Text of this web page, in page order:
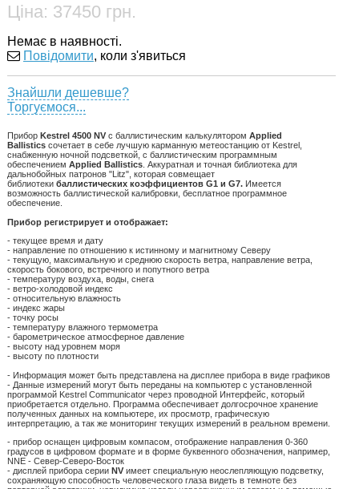
Ціна: 37450 грн.
Немає в наявності.
Повідомити, коли з'явиться
Знайшли дешевше?
Торгуємося...
Прибор Kestrel 4500 NVс баллистическим калькулятором Applied
Ballisticsсочетает в себе лучшую карманную метеостанцию от Kestrel,
снабженную ночной подсветкой, с баллистическим программным
обеспечением Applied Ballistics. Аккуратная и точная библиотека для
дальнобойных патронов "Litz", которая совмещает
библиотеки баллистических коэффициентов G1 и G7. Имеется
возможность баллистической калибровки, бесплатное программное
обеспечение.
Прибор регистрирует и отображает:
- текущее время и дату
- направление по отношению к истинному и магнитному Северу
- текущую, максимальную и среднюю скорость ветра, направление ветра,
скорость бокового, встречного и попутного ветра
- температуру воздуха, воды, снега
- ветро-холодовой индекс
- относительную влажность
- индекс жары
- точку росы
- температуру влажного термометра
- барометрическое атмосферное давление
- высоту над уровнем моря
- высоту по плотности
- Информация может быть представлена на дисплее прибора в виде графиков
- Данные измерений могут быть переданы на компьютер с установленной
программой Kestrel Communicator через проводной Интерфейс, который
приобретается отдельно. Программа обеспечивает долгосрочное хранение
полученных данных на компьютере, их просмотр, графическую
интерпретацию, а так же мониторинг текущих измерений в реальном времени.
- прибор оснащен цифровым компасом, отображение направления 0-360
градусов в цифровом формате и в форме буквенного обозначения, например,
NNE - Север-Северо-Восток
- дисплей прибора серии NVимеет специальную неослепляющую подсветку,
сохраняющую способность человеческого глаза видеть в темноте без